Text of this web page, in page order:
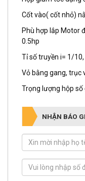
Cốt vào( cốt nhỏ)
Phù hợp lắp Motor
0.5hp
Tỉ số truyền i= 1/
Vỏ bằng gang, trục
Trọng lượng hộp
NHẬN BÁO